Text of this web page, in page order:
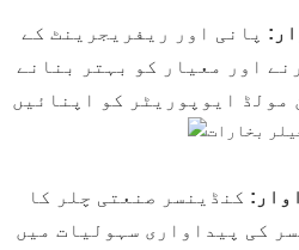
: پانی اور ریفریجرینٹ کے
اور معیار کو بہتر بنانے
مولڈ ایوپوریٹر کو اپنائیں
کنڈینسر صنعتی چلر کا
کی پیداواری سہولیات میں